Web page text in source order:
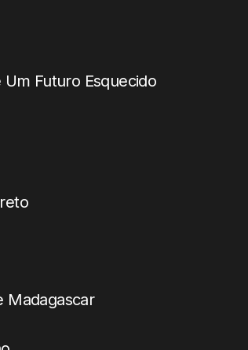
Futuro Esquecido
Madagascar